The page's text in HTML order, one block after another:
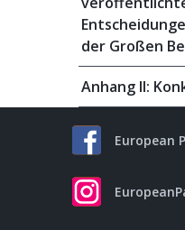
der Großen
Anhang II:
European